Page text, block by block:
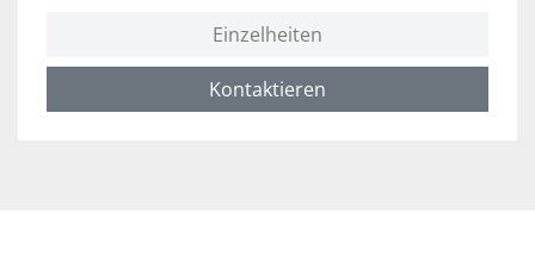
Einzelheiten
Kontaktieren